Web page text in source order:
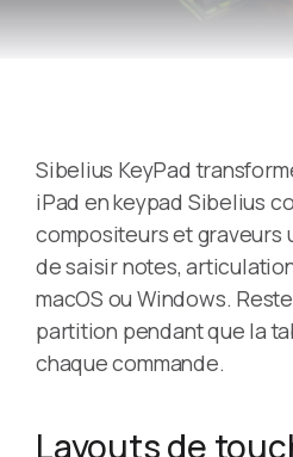
Sibelius KeyPad
iPad en keypad Sibelius
compositeurs et graveurs
de saisir notes,
macOS ou Windows.
partition pendant que la
chaque commande.
Layouts de